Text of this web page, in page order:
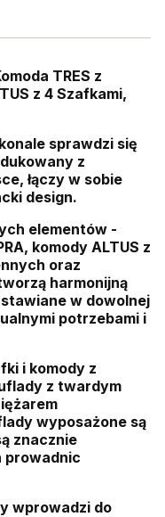
TRES z
z 4 Szafkami,
sprawdzi się
z
łączy w sobie
design.
elementów -
komody ALTUS z
oraz
harmonijną
w dowolnej
potrzebami i
i komody z
z twardym
wyposażone są
znacznie
prowadnic
wprowadzi do